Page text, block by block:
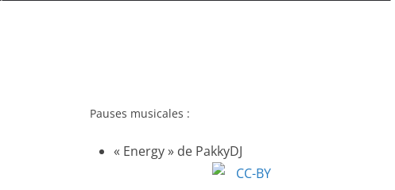
Pauses musicales :
« Energy » de PakkyDJ